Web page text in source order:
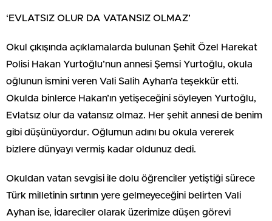
‘EVLATSIZ OLUR DA VATANSIZ OLMAZ’
Okul çıkışında açıklamalarda bulunan Şehit Özel Harekat
Polisi Hakan Yurtoğlu’nun annesi Şemsi Yurtoğlu, okula
oğlunun ismini veren Vali Salih Ayhan’a teşekkür etti.
Okulda binlerce Hakan’ın yetişeceğini söyleyen Yurtoğlu,
Evlatsız olur da vatansız olmaz. Her şehit annesi de benim
gibi düşünüyordur. Oğlumun adını bu okula vererek
bizlere dünyayı vermiş kadar oldunuz dedi.
Okuldan vatan sevgisi ile dolu öğrenciler yetiştiği sürece
Türk milletinin sırtının yere gelmeyeceğini belirten Vali
Ayhan ise, İdareciler olarak üzerimize düşen görevi